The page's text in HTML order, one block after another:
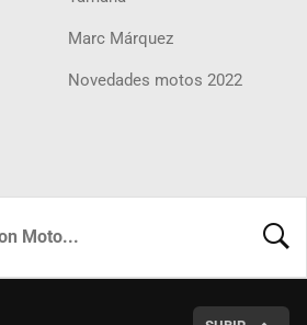
Marc Márquez
Novedades motos 2022